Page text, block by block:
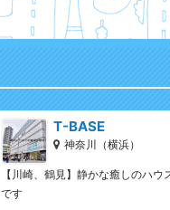
T-BASE
神奈川（横浜）
【川崎、鶴見】静かな癒しのハウ
です